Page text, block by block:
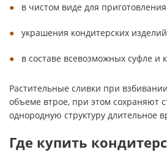
в чистом виде для
украшения кондитерских
в составе всевозможных суфле и
Растительные сливки при
объеме втрое, при этом сохраняют
однородную структуру длительное
Где купить